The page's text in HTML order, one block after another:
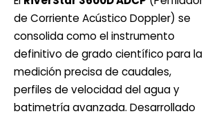
de Corriente Acústico Doppler) se
consolida como el instrumento
definitivo de grado científico para la
medición precisa de caudales,
perfiles de velocidad del agua y
batimetría avanzada. Desarrollado